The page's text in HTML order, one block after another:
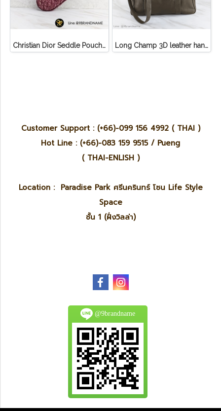
Christian Dior Seddle Pouch Accessory Hand Bag Long Champ 3D leather handbag
Customer Support : (+66)-099 156 4992 ( THAI )
Hot Line : (+66)-083 159 9515 / Pueng
( THAI-ENLISH )
Location : Paradise Park ศรีนครินทร์ โซน Life Style
Space
ชั้น 1 (ฝั่งวิลล่า)
@9brandname